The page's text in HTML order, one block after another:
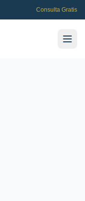
Consulta Gratis